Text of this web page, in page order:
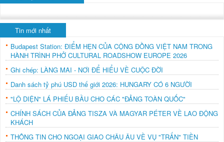
Tin mới nhất
Budapest Station: ĐIỂM HẸN CỦA CỘNG ĐỒNG VIỆT NAM TRONG
HÀNH TRÌNH PHỞ CULTURAL ROADSHOW EUROPE 2026
Ghi chép: LÀNG MAI - NƠI ĐỂ HIỂU VỀ CUỘC ĐỜI
Danh sách tỷ phú USD thế giới 2026: HUNGARY CÓ 6 NGƯỜI
"LỘ DIỆN" LÁ PHIẾU BẦU CHO CÁC "ĐẢNG TOÀN QUỐC"
CHÍNH SÁCH CỦA ĐẢNG TISZA VÀ MAGYAR PÉTER VỀ LAO ĐỘNG
KHÁCH
THÔNG TIN CHO NGOẠI GIAO CHÂU ÂU VỀ VỤ "TRẤN" TIỀN